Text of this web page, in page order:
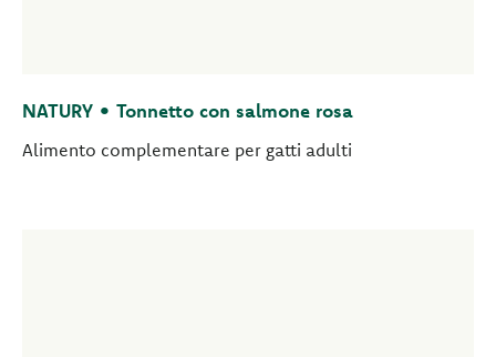
NATURY • Tonnetto con salmone rosa
Alimento complementare per gatti adulti